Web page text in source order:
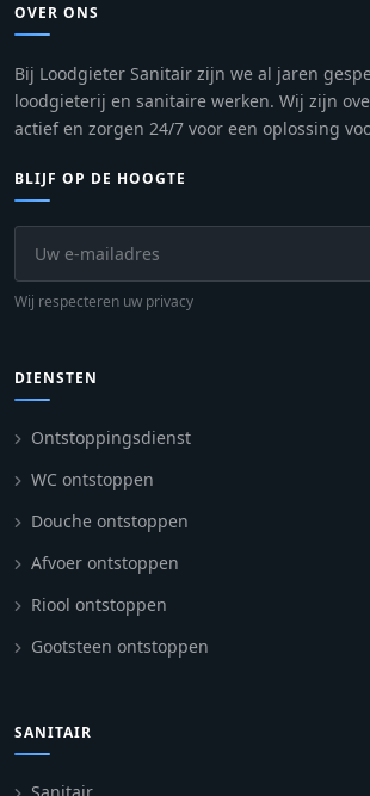
OVER ONS
Bij Loodgieter Sanitair zijn we al jaren
loodgieterij en sanitaire werken. Wij zijn
actief en zorgen 24/7 voor een oplossing
BLIJF OP DE HOOGTE
Wij respecteren uw privacy
DIENSTEN
Ontstoppingsdienst
WC ontstoppen
Douche ontstoppen
Afvoer ontstoppen
Riool ontstoppen
Gootsteen ontstoppen
SANITAIR